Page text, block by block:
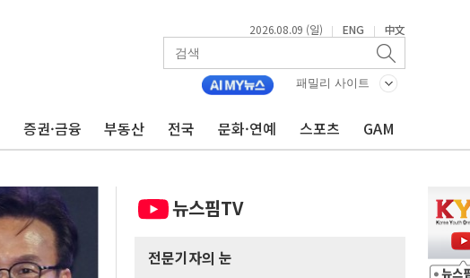
2026.08.09 (일) | ENG | 中文
패밀리 사이트
증권·금융 부동산 전국 문화·연예 스포츠 GAM
뉴스핌TV
전문기자의 눈